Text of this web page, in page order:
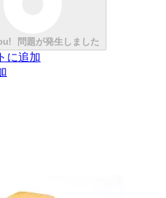
問題が発生しました
に追加